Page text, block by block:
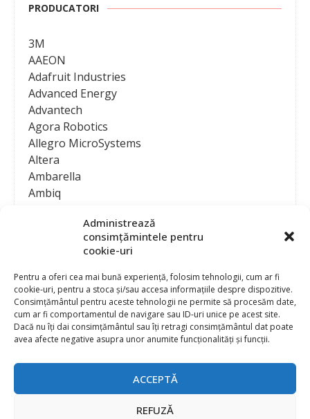
Administrează
consimțămintele pentru
cookie-uri
Pentru a oferi cea mai bună experiență, folosim tehnologii, cum ar fi
cookie-uri, pentru a stoca și/sau accesa informațiile despre dispozitive.
Consimțământul pentru aceste tehnologii ne permite să procesăm date,
cum ar fi comportamentul de navigare sau ID-uri unice pe acest site.
Dacă nu îți dai consimțământul sau îți retragi consimțământul dat poate
avea afecte negative asupra unor anumite funcționalități și funcții.
ACCEPTĂ
REFUZĂ
PRODUCATORI
3M
AAEON
Adafruit Industries
Advanced Energy
Advantech
Agora Robotics
Allegro MicroSystems
Altera
Ambarella
Ambiq
Analog Devices
Anritsu Corporation
Ansys
APS
Arduino
Arm
Asentics
ATEN International
Contact
Publicitate
Abonament la revista “Electronica Azi”